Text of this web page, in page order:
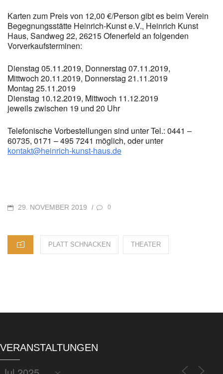
Karten zum Preis von 12,00 €/Person gibt es beim Verein
Begegnungsstätte Heinrich-Kunst e.V., Heinrich Kunst
Haus, Sandweg 22, 26215 Ofenerfeld an folgenden
Vorverkaufsterminen:
Dienstag 05.11.2019, Donnerstag 07.11.2019,
Mittwoch 20.11.2019, Donnerstag 21.11.2019
Montag 25.11.2019
Dienstag 10.12.2019, Mittwoch 11.12.2019
jeweils zwischen 19 und 20 Uhr
Telefonische Vorbestellungen sind unter Tel.: 0441 –
60735, 0171 – 495 7241 möglich, oder unter
kontakt@heinrich-kunst-haus.de
POSTED
29. NOVEMBER 2019 / 0
CATEGORIES
PLATT SCHNACKEN THEATER
VERANSTALTUNGEN